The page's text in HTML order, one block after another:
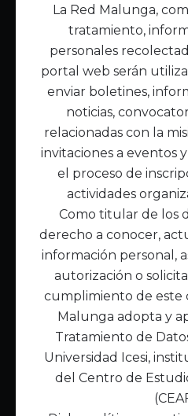
Acepto lapolítica de
Enlaces Principales
Inicio
Acerca de Malunga
Nuestra misión
Quiénes somos
Enlaces de interés
Publicaciones
Noticias
Contáctanos
Política de Tratamiento
La Red Malunga,
tratamiento,
personales
portal web serán
enviar boletines,
noticias,
relacionadas con la
invitaciones a eventos
el proceso de
actividades
Como titular de los
derecho a conocer,
información personal,
autorización o
cumplimiento de este
Malunga adopta y
Tratamiento de
Universidad Icesi,
del Centro de